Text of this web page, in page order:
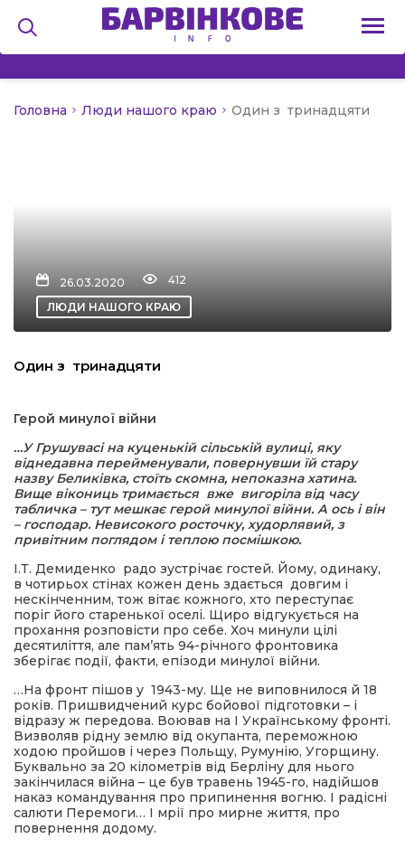
Головна Люди нашого краю Один з тринадцяти
26.03.2020
412
ЛЮДИ НАШОГО КРАЮ
Один з тринадцяти
Герой минулої війни
…У Грушувасі на куценькій сільській вулиці, яку
віднедавна перейменували, повернувши їй стару
назву Беликівка, стоїть скомна, непоказна хатина.
Вище вікониць тримається вже вигоріла від часу
табличка – тут мешкає герой минулої війни. А ось і він
– господар. Невисокого росточку, худорлявий, з
привітним поглядом і теплою посмішкою.
І.Т. Демиденко радо зустрічає гостей. Йому, одинаку,
в чотирьох стінах кожен день здається довгим і
нескінченним, тож вітає кожного, хто переступає
поріг його старенької оселі. Щиро відгукується на
прохання розповісти про себе. Хоч минули цілі
десятиліття, але пам’ять 94-річного фронтовика
зберігає події, факти, епізоди минулої війни.
…На фронт пішов у 1943-му. Ще не виповнилося й 18
років. Пришвидчений курс бойової підготовки – і
відразу ж передова. Воював на І Українському фронті.
Визволяв рідну землю від окупанта, переможною
ходою пройшов і через Польщу, Румунію, Угорщину.
Буквально за 20 кілометрів від Берліну для нього
закінчилася війна – це був травень 1945-го, надійшов
наказ командування про припинення вогню. І радісні
салюти Перемоги… І мрії про мирне життя, про
повернення додому.